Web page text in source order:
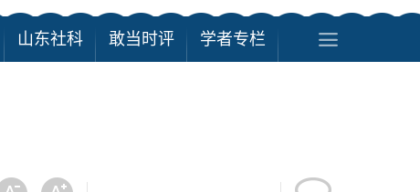
山东社科 敢当时评 学者专栏